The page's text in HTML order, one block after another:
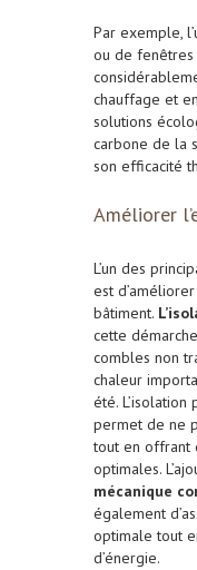
Par exemple,
ou de
chauffage et
solutions
carbone de la
son efficacité
Améliorer
L’un des
est
bâtiment.
cette
combles non
chaleur
été. L’isolation
permet de ne
tout en offrant
optimales.
mécanique
également
optimale tout
d’énergie.